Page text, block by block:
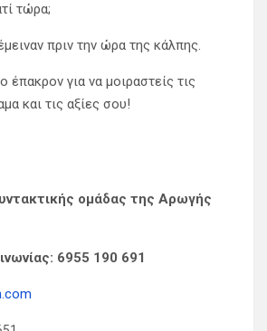
τώρα;
πριν την ώρα της κάλπης.
έπακρον για να μοιραστείς τις
και τις αξίες σου!
ομάδας της Αρωγής
6955 190 691